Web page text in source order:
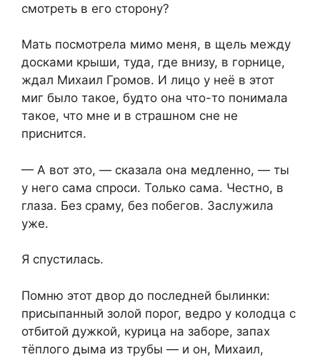
смотреть в его сторону?
Мать посмотрела мимо меня, в щель между
досками крыши, туда, где внизу, в горнице,
ждал Михаил Громов. И лицо у неё в этот
миг было такое, будто она что-то понимала
такое, что мне и в страшном сне не
приснится.
— А вот это, — сказала она медленно, — ты
у него сама спроси. Только сама. Честно, в
глаза. Без сраму, без побегов. Заслужила
уже.
Я спустилась.
Помню этот двор до последней былинки:
присыпанный золой порог, ведро у колодца с
отбитой дужкой, курица на заборе, запах
тёплого дыма из трубы — и он, Михаил,